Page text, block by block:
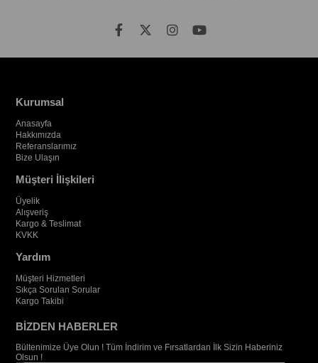
Kurumsal
Anasayfa
Hakkımızda
Referanslarımız
Bize Ulaşın
Müşteri İlişkileri
Üyelik
Alışveriş
Kargo & Teslimat
KVKK
Yardım
Müşteri Hizmetleri
Sıkça Sorulan Sorular
Kargo Takibi
BİZDEN HABERLER
Bültenimize Üye Olun ! Tüm İndirim ve Fırsatlardan İlk Sizin Haberiniz
Olsun !